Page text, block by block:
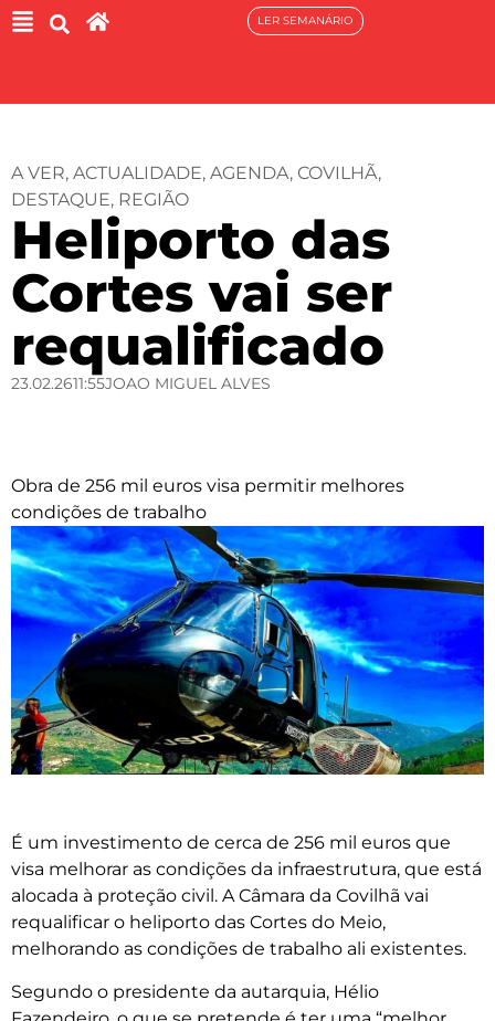
LER SEMANÁRIO
A VER, ACTUALIDADE, AGENDA, COVILHÃ,
DESTAQUE, REGIÃO
Heliporto das
Cortes vai ser
requalificado
23.02.2611:55JOAO MIGUEL ALVES
Obra de 256 mil euros visa permitir melhores
condições de trabalho
É um investimento de cerca de 256 mil euros que
visa melhorar as condições da infraestrutura, que está
alocada à proteção civil. A Câmara da Covilhã vai
requalificar o heliporto das Cortes do Meio,
melhorando as condições de trabalho ali existentes.
Segundo o presidente da autarquia, Hélio